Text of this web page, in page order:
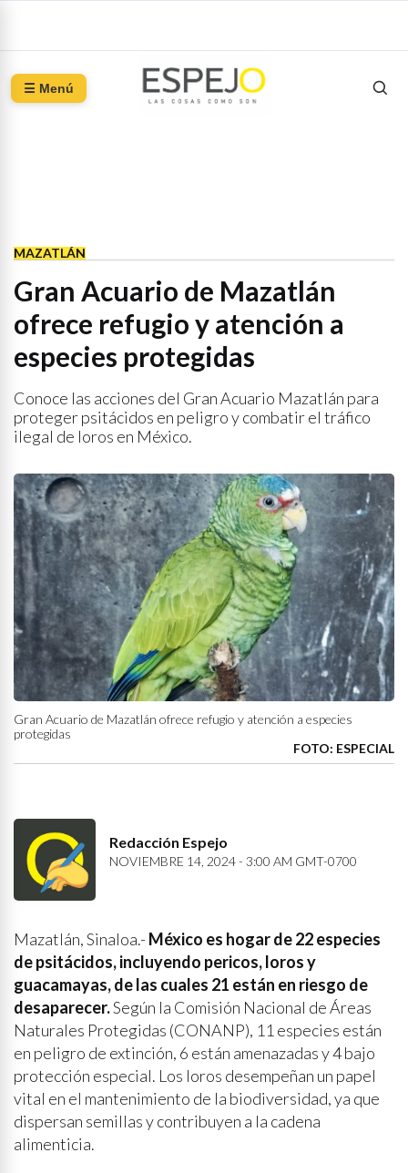
☰ Menú
MAZATLÁN
Gran Acuario de Mazatlán
ofrece refugio y atención a
especies protegidas
Conoce las acciones del Gran Acuario Mazatlán para
proteger psitácidos en peligro y combatir el tráfico
ilegal de loros en México.
Gran Acuario de Mazatlán ofrece refugio y atención a especies
protegidas
FOTO: ESPECIAL
Redacción Espejo
NOVIEMBRE 14, 2024 - 3:00 AM GMT-0700
Mazatlán, Sinaloa.- México es hogar de 22 especies
de psitácidos, incluyendo pericos, loros y
guacamayas, de las cuales 21 están en riesgo de
desaparecer.Según la Comisión Nacional de Áreas
Naturales Protegidas (CONANP), 11 especies están
en peligro de extinción, 6 están amenazadas y 4 bajo
protección especial. Los loros desempeñan un papel
vital en el mantenimiento de la biodiversidad, ya que
dispersan semillas y contribuyen a la cadena
alimenticia.